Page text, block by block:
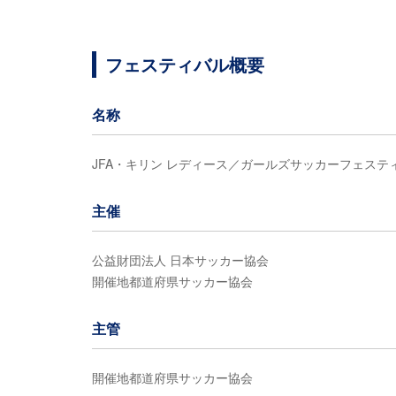
フェスティバル概要
名称
JFA・キリン レディース／ガールズサッカーフェステ
主催
公益財団法人 日本サッカー協会
開催地都道府県サッカー協会
主管
開催地都道府県サッカー協会